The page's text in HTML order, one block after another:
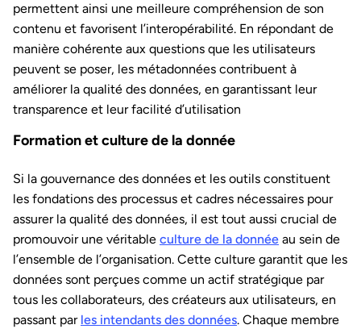
permettent ainsi une meilleure compréhension de son
contenu et favorisent l’interopérabilité. En répondant de
manière cohérente aux questions que les utilisateurs
peuvent se poser, les métadonnées contribuent à
améliorer la qualité des données, en garantissant leur
transparence et leur facilité d’utilisation
Formation et culture de la donnée
Si la gouvernance des données et les outils constituent
les fondations des processus et cadres nécessaires pour
assurer la qualité des données, il est tout aussi crucial de
promouvoir une véritable culture de la donnée au sein de
l’ensemble de l’organisation. Cette culture garantit que les
données sont perçues comme un actif stratégique par
tous les collaborateurs, des créateurs aux utilisateurs, en
passant par les intendants des données. Chaque membre